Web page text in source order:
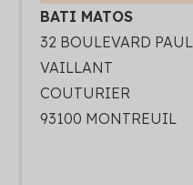
BATI MATOS
32 BOULEVARD PAUL
VAILLANT
COUTURIER
93100 MONTREUIL